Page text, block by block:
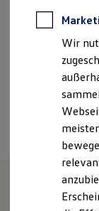
+49 8233
Wir